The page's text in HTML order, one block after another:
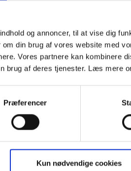
og annoncer, til at vise dig
din brug af vores website med
Vores partnere kan kombinere
brug af deres tjenester. Læs mere
Præferencer
Kun nødvendige cookies